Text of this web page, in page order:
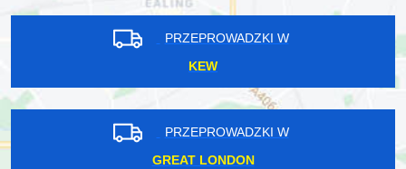
PRZEPROWADZKI W
KEW
PRZEPROWADZKI W
GREAT LONDON